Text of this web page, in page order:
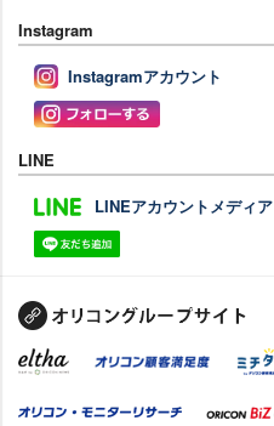
Instagram
Instagramアカウント
LINE
LINEアカウントメディア